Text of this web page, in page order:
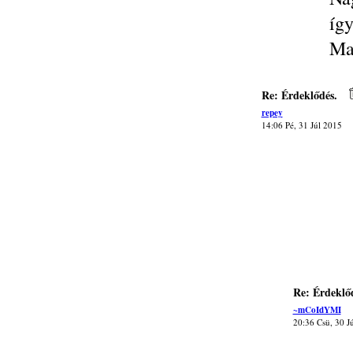
Re: Érdeklődés.
repey
14:06 Pé, 31 Júl 2015
Re:
~mCoIdYMI
20:36 Csü, 30